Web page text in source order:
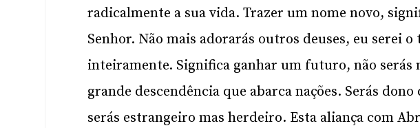
radicalmente a sua vida. Trazer um nome novo,
Senhor. Não mais adorarás outros deuses, eu serei
inteiramente. Significa ganhar um futuro, não serás
grande descendência que abarca nações. Serás
serás estrangeiro mas herdeiro. Esta aliança com